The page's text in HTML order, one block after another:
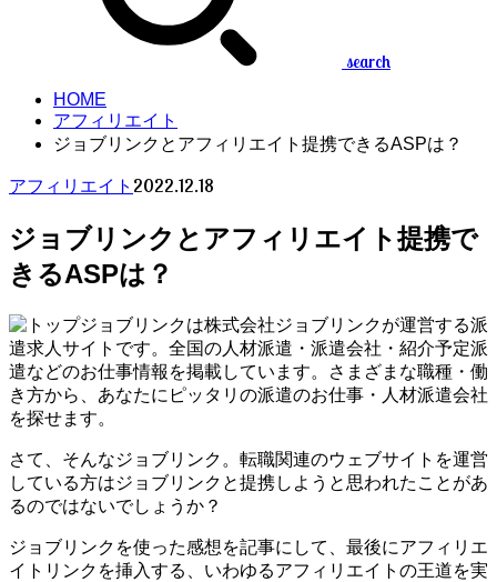
search
HOME
アフィリエイト
ジョブリンクとアフィリエイト提携できるASPは？
アフィリエイト 2022.12.18
ジョブリンクとアフィリエイト提携で
きるASPは？
ジョブリンクは株式会社ジョブリンクが運営する派
遣求人サイトです。全国の人材派遣・派遣会社・紹介予定派
遣などのお仕事情報を掲載しています。さまざまな職種・働
き方から、あなたにピッタリの派遣のお仕事・人材派遣会社
を探せます。
さて、そんなジョブリンク。転職関連のウェブサイトを運営
している方はジョブリンクと提携しようと思われたことがあ
るのではないでしょうか？
ジョブリンクを使った感想を記事にして、最後にアフィリエ
イトリンクを挿入する、いわゆるアフィリエイトの王道を実